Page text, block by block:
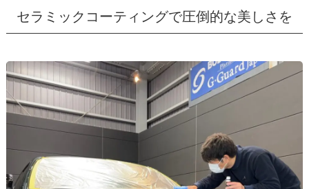
セラミックコーティングで圧倒的な美しさを